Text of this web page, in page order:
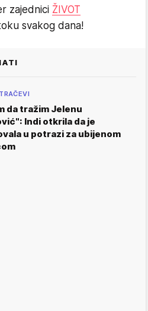
zajednici ŽIVOT
svakog dana!
da tražim Jelenu
Indi otkrila da je
u potrazi za ubijenom